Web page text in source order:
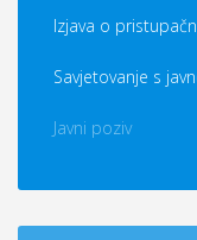
Izjava o
Savjetovanje s
Javni poziv